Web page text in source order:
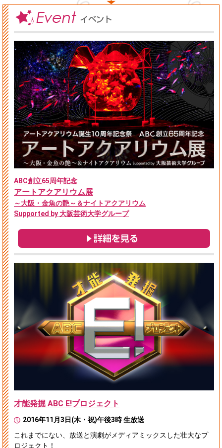
ABC創立65周年記念
アートアクアリウム展
～大阪・金魚の艶～＆ナイトアクアリウム
Supported by 大阪芸術大学グループ
才能発掘 ABC E!プロジェクト
2016年11月3日(木・祝)午後3時 生放送
これまでにない、放送と演劇がメディアミックスした壮大なプ
ロジェクト！